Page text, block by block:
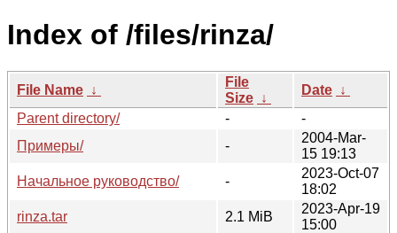
Index of /files/rinza/
File Name ↓
File
Size ↓
Date ↓
Parent directory/
-
-
Примеры/
-
2004-Mar-
15 19:13
Начальное руководство/
-
2023-Oct-07
18:02
rinza.tar
2.1 MiB
2023-Apr-19
15:00